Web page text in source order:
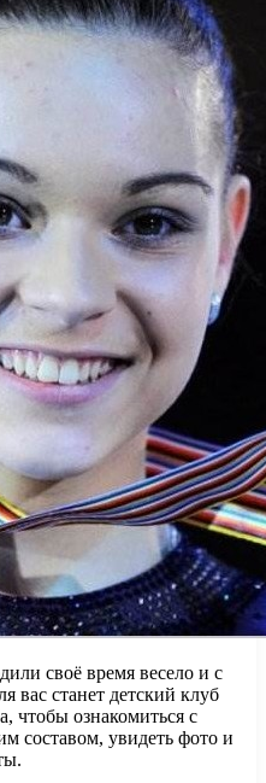
своё время весело и с
вас станет детский клуб
чтобы ознакомиться с
составом, увидеть фото и